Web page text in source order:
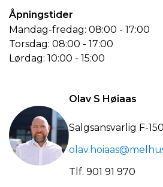
Åpningstider
Mandag-fredag: 08:00 - 17:00
Torsdag: 08:00 - 17:00
Lørdag: 10:00 - 15:00
Olav S Høiaas
Salgsansvarlig F-150
Tlf. 901 91 970